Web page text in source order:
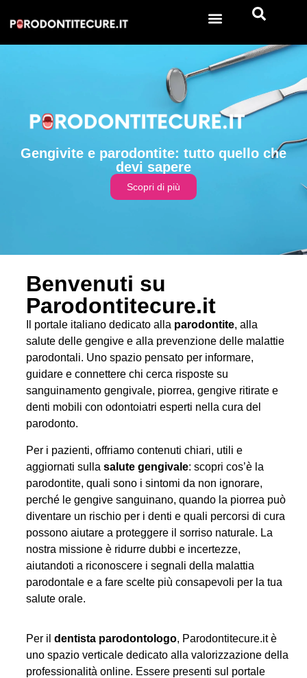
Gengivite e parodontite: tutto quello che
devi sapere
Scopri di più
Benvenuti su
Parodontitecure.it
Il portale italiano dedicato alla parodontite, alla
salute delle gengive e alla prevenzione delle malattie
parodontali. Uno spazio pensato per informare,
guidare e connettere chi cerca risposte su
sanguinamento gengivale, piorrea, gengive ritirate e
denti mobili con odontoiatri esperti nella cura del
parodonto.
Per i pazienti, offriamo contenuti chiari, utili e
aggiornati sullasalute gengivale: scopri cos’è la
parodontite, quali sono i sintomi da non ignorare,
perché le gengive sanguinano, quando la piorrea può
diventare un rischio per i denti e quali percorsi di cura
possono aiutare a proteggere il sorriso naturale. La
nostra missione è ridurre dubbi e incertezze,
aiutandoti a riconoscere i segnali della malattia
parodontale e a fare scelte più consapevoli per la tua
salute orale.
Per ildentista parodontologo, Parodontitecure.it è
uno spazio verticale dedicato alla valorizzazione della
professionalità online. Essere presenti sul portale